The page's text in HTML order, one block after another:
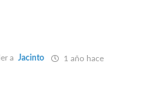
a Jacinto 1 año hace